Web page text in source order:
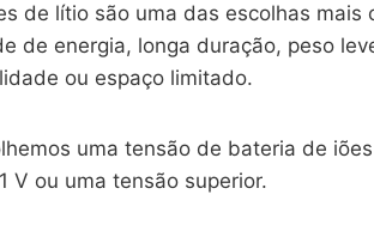
de lítio são uma das escolhas mais
de energia, longa duração, peso
ou espaço limitado.
uma tensão de bateria de
V ou uma tensão superior.